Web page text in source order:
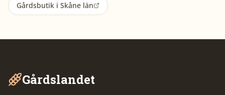
Gårdsbutik i Skåne län
Gårdslandet